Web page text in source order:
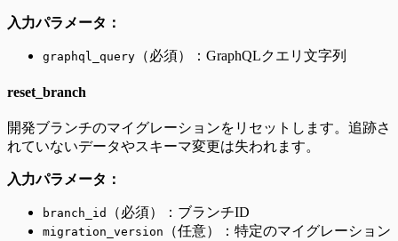
入力パラメータ：
graphql_query （必須）：GraphQLクエリ文字列
reset_branch
開発ブランチのマイグレーションをリセットします。追跡さ
れていないデータやスキーマ変更は失われます。
入力パラメータ：
branch_id （必須）：ブランチID
migration_version
（任意）：特定のマイグレーション